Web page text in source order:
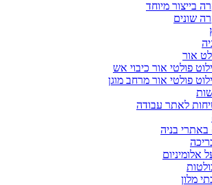
בייצור מיוחד
שונים
אור
פולטי אור כיבוי אש
פולטי אור מרחב מוגן
לאתר עבודה
באתרי בניה
אלומיניום
מלון